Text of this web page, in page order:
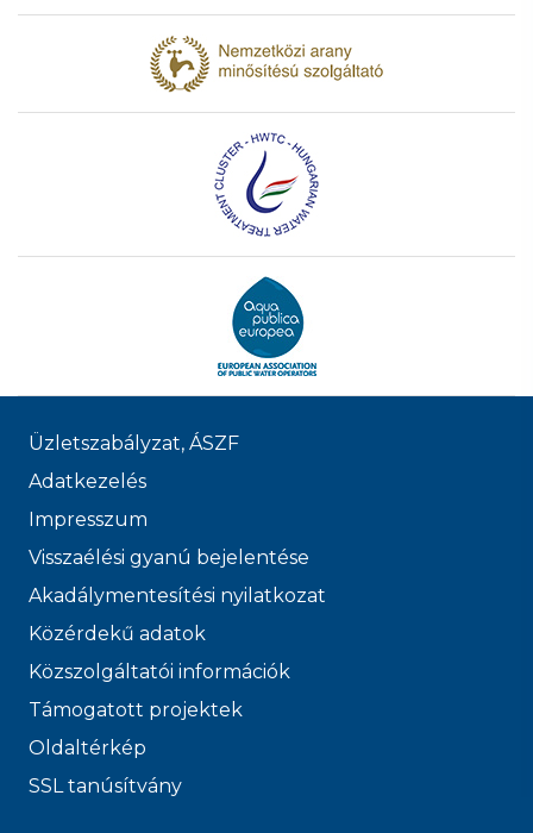
Üzletszabályzat, ÁSZF
Adatkezelés
Impresszum
Visszaélési gyanú bejelentése
Akadálymentesítési nyilatkozat
Közérdekű adatok
Közszolgáltatói információk
Támogatott projektek
Oldaltérkép
SSL tanúsítvány